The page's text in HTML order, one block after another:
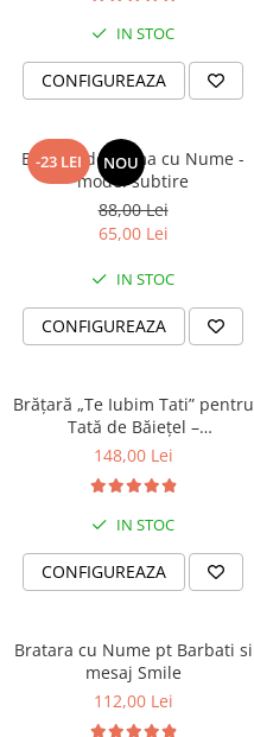
IN STOC
CONFIGUREAZA
-23 LEI NOU
Bratara de Dama cu Nume -
model subtire
88,00 Lei
65,00 Lei
IN STOC
CONFIGUREAZA
Brățară „Te Iubim Tati” pentru
Tată de Băiețel –
Personalizată, Din Piele
148,00 Lei
IN STOC
CONFIGUREAZA
Bratara cu Nume pt Barbati si
mesaj Smile
112,00 Lei